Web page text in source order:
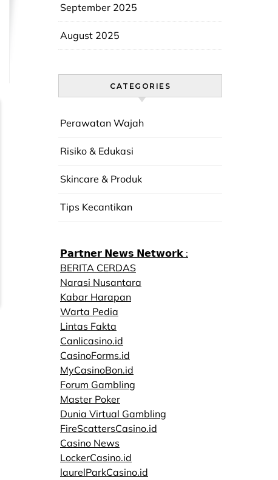
September 2025
August 2025
CATEGORIES
Perawatan Wajah
Risiko & Edukasi
Skincare & Produk
Tips Kecantikan
𝗣𝗮𝗿𝘁𝗻𝗲𝗿 𝗡𝗲𝘄𝘀 𝗡𝗲𝘁𝘄𝗼𝗿𝗸 :
BERITA CERDAS
Narasi Nusantara
Kabar Harapan
Warta Pedia
Lintas Fakta
Canlicasino.id
CasinoForms.id
MyCasinoBon.id
Forum Gambling
Master Poker
Dunia Virtual Gambling
FireScattersCasino.id
Casino News
LockerCasino.id
laurelParkCasino.id